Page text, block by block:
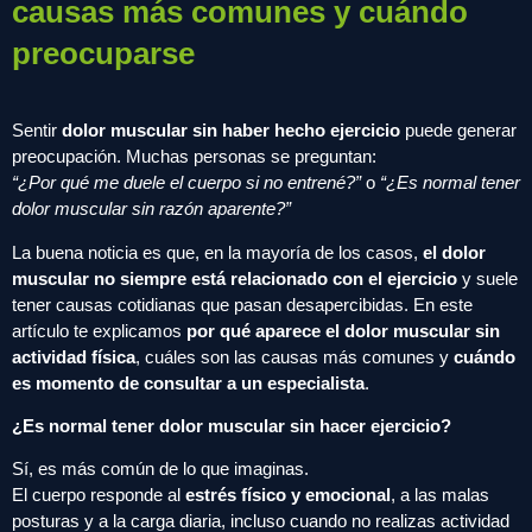
causas más comunes y cuándo
preocuparse
Sentir dolor muscular sin haber hecho ejercicio puede generar
preocupación. Muchas personas se preguntan:
“¿Por qué me duele el cuerpo si no entrené?”o “¿Es normal tener
dolor muscular sin razón aparente?”
La buena noticia es que, en la mayoría de los casos, el dolor
muscular no siempre está relacionado con el ejercicio y suele
tener causas cotidianas que pasan desapercibidas. En este
artículo te explicamos por qué aparece el dolor muscular sin
actividad física, cuáles son las causas más comunes y cuándo
es momento de consultar a un especialista.
¿Es normal tener dolor muscular sin hacer ejercicio?
Sí, es más común de lo que imaginas.
El cuerpo responde al estrés físico y emocional, a las malas
posturas y a la carga diaria, incluso cuando no realizas actividad